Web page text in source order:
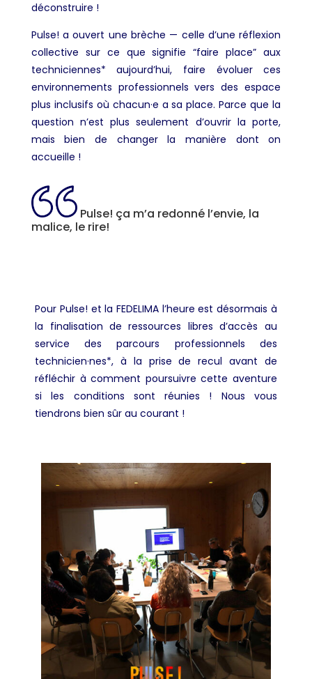
déconstruire !
Pulse! a ouvert une brèche — celle d’une réflexion
collective sur ce que signifie “faire place” aux
techniciennes* aujourd’hui, faire évoluer ces
environnements professionnels vers des espace
plus inclusifs où chacun·e a sa place. Parce que la
question n’est plus seulement d’ouvrir la porte,
mais bien de changer la manière dont on
accueille !
Pulse! ça m’a redonné l’envie, la
malice, le rire!
Pour Pulse! et la FEDELIMA l’heure est désormais à
la finalisation de ressources libres d’accès au
service des parcours professionnels des
technicien·nes*, à la prise de recul avant de
réfléchir à comment poursuivre cette aventure
si les conditions sont réunies ! Nous vous
tiendrons bien sûr au courant !